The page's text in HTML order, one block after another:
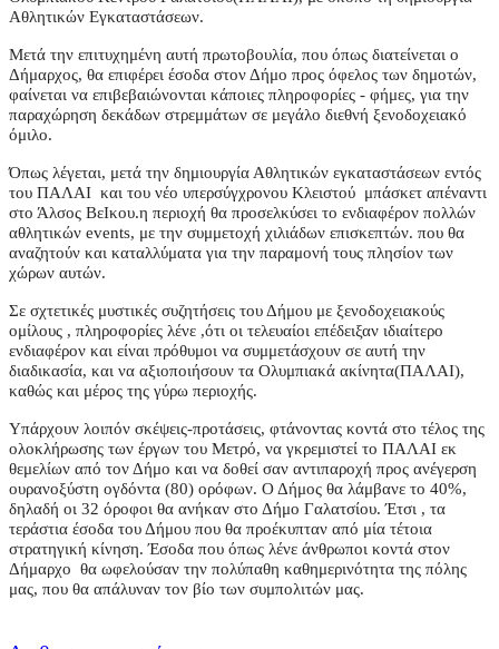
Αθλητικών Εγκαταστάσεων.
Μετά την επιτυχημένη αυτή πρωτοβουλία, που όπως διατείνεται ο
Δήμαρχος, θα επιφέρει έσοδα στον Δήμο προς όφελος των δημοτών,
φαίνεται να επιβεβαιώνονται κάποιες πληροφορίες - φήμες, για την
παραχώρηση δεκάδων στρεμμάτων σε μεγάλο διεθνή ξενοδοχειακό
όμιλο.
Όπως λέγεται, μετά την δημιουργία Αθλητικών εγκαταστάσεων εντός
του ΠΑΛΑΙ και του νέο υπερσύγχρονου Κλειστού μπάσκετ απέναντι
στο Άλσος ΒεΙκου.η περιοχή θα προσελκύσει το ενδιαφέρον πολλών
αθλητικών events, με την συμμετοχή χιλιάδων επισκεπτών. που θα
αναζητούν και καταλλύματα για την παραμονή τους πλησίον των
χώρων αυτών.
Σε σχτετικές μυστικές συζητήσεις του Δήμου με ξενοδοχειακούς
ομίλους , πληροφορίες λένε ,ότι οι τελευαίοι επέδειξαν ιδιαίτερο
ενδιαφέρον και είναι πρόθυμοι να συμμετάσχουν σε αυτή την
διαδικασία, και να αξιοποιήσουν τα Ολυμπιακά ακίνητα(ΠΑΛΑΙ),
καθώς και μέρος της γύρω περιοχής.
Υπάρχουν λοιπόν σκέψεις-προτάσεις, φτάνοντας κοντά στο τέλος της
ολοκλήρωσης των έργων του Μετρό, να γκρεμιστεί το ΠΑΛΑΙ εκ
θεμελίων από τον Δήμο και να δοθεί σαν αντιπαροχή προς ανέγερση
ουρανοξύστη ογδόντα (80) ορόφων. Ο Δήμος θα λάμβανε το 40%,
δηλαδή οι 32 όροφοι θα ανήκαν στο Δήμο Γαλατσίου. Έτσι , τα
τεράστια έσοδα του Δήμου που θα προέκυπταν από μία τέτοια
στρατηγική κίνηση. Έσοδα που όπως λένε άνθρωποι κοντά στον
Δήμαρχο θα ωφελούσαν την πολύπαθη καθημερινότητα της πόλης
μας, που θα απάλυναν τον βίο των συμπολιτών μας.